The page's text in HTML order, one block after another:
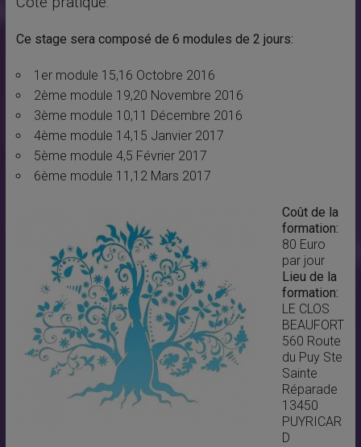
Ce stage sera composé de 6 modules de 2 jours:
1er module 15,16 Octobre 2016
2ème module 19,20 Novembre 2016
3ème module 10,11 Décembre 2016
4ème module 14,15 Janvier 2017
5ème module 4,5 Février 2017
6ème module 11,12 Mars 2017
Coût de la
formation:
80 Euro
par jour
Lieu de la
formation:
LE CLOS
BEAUFORT
560 Route
du Puy Ste
Sainte
Réparade
13450
PUYRICAR
D